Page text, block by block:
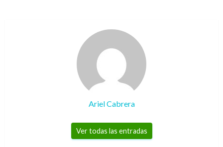
Ariel Cabrera
Ver todas las entradas